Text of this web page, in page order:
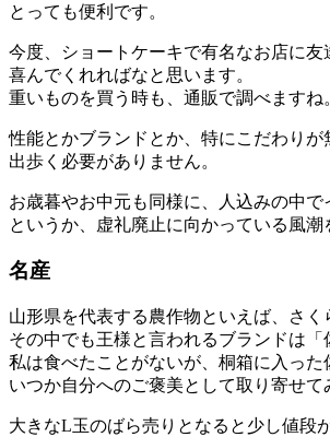
とっても便利です。
今度、ショートケーキで有名なお店に友
喜んでくれればなと思います。
重いものを買う時も、通販で調べますね
性能とかブランドとか、特にこだわり
出歩く必要がありません。
お歳暮やお中元も同様に、人込みの中で
というか、虚礼廃止に向かっている風潮
名産
山形県を代表する農作物といえば、さく
その中でも王様と言われるブランドは「
私は食べたことがないが、桐箱に入った
いつか自分へのご褒美として取り寄せて
大きなL玉のばら売りとなると少し値段